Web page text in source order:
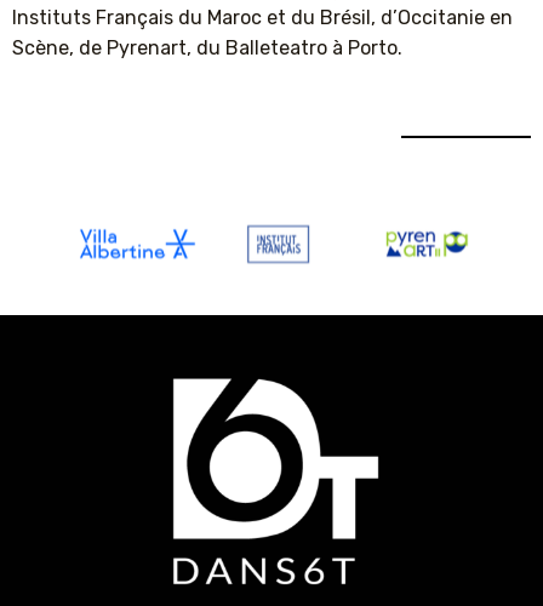
Instituts Français du Maroc et du Brésil, d’Occitanie en
Scène, de Pyrenart, du Balleteatro à Porto.